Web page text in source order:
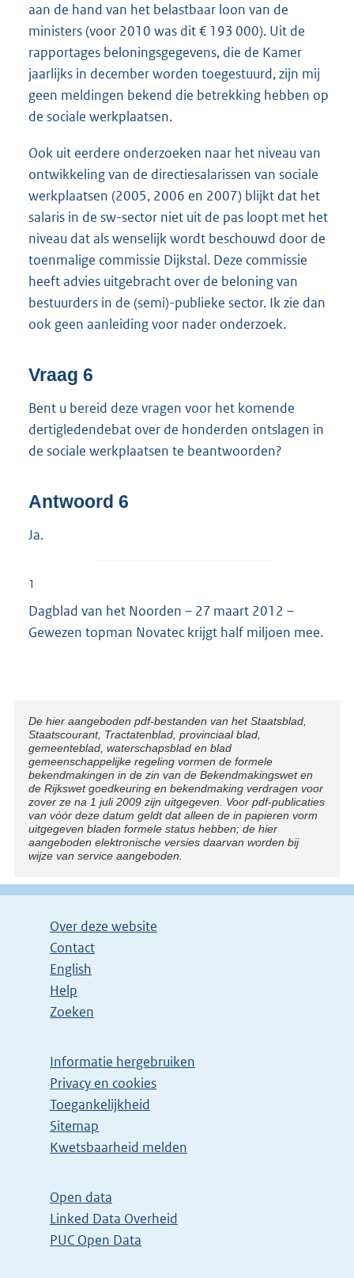
aan de hand van het belastbaar loon van de
ministers (voor 2010 was dit € 193 000). Uit de
rapportages beloningsgegevens, die de Kamer
jaarlijks in december worden toegestuurd, zijn mij
geen meldingen bekend die betrekking hebben op
de sociale werkplaatsen.
Ook uit eerdere onderzoeken naar het niveau van
ontwikkeling van de directiesalarissen van sociale
werkplaatsen (2005, 2006 en 2007) blijkt dat het
salaris in de sw-sector niet uit de pas loopt met het
niveau dat als wenselijk wordt beschouwd door de
toenmalige commissie Dijkstal. Deze commissie
heeft advies uitgebracht over de beloning van
bestuurders in de (semi)-publieke sector. Ik zie dan
ook geen aanleiding voor nader onderzoek.
Vraag 6
Bent u bereid deze vragen voor het komende
dertigledendebat over de honderden ontslagen in
de sociale werkplaatsen te beantwoorden?
Antwoord 6
Ja.
1
Dagblad van het Noorden – 27 maart 2012 –
Gewezen topman Novatec krijgt half miljoen mee.
Disclaimer
De hier aangeboden pdf-bestanden van het Staatsblad,
Staatscourant, Tractatenblad, provinciaal blad,
gemeenteblad, waterschapsblad en blad
gemeenschappelijke regeling vormen de formele
bekendmakingen in de zin van de Bekendmakingswet en
de Rijkswet goedkeuring en bekendmaking verdragen voor
zover ze na 1 juli 2009 zijn uitgegeven. Voor pdf-publicaties
van vóór deze datum geldt dat alleen de in papieren vorm
uitgegeven bladen formele status hebben; de hier
aangeboden elektronische versies daarvan worden bij
wijze van service aangeboden.
Over deze website
Contact
English
Help
Zoeken
Informatie hergebruiken
Privacy en cookies
Toegankelijkheid
Sitemap
E
t
e
r
Kwetsbaarheid melden
Open data
Linked Data Overheid
PUC Open Data